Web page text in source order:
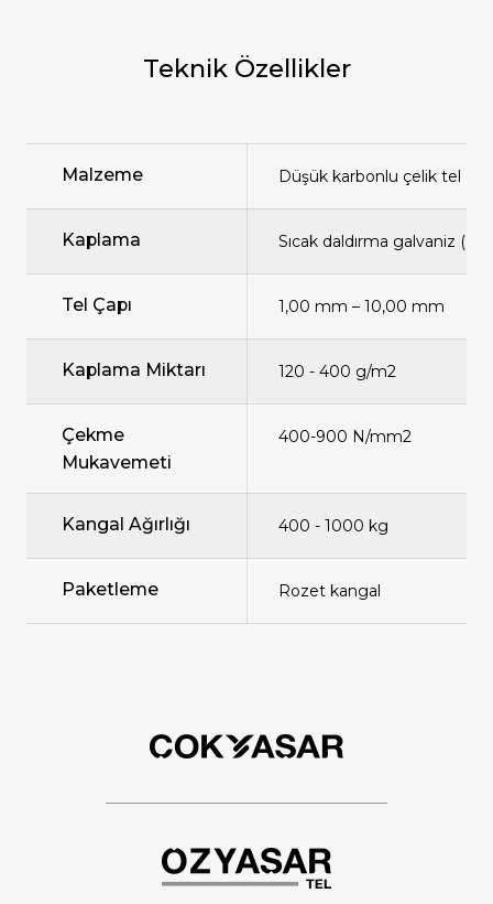
Teknik Özellikler
Malzeme Düşük karbonlu çelik tel
Kaplama Sıcak daldırma galvaniz (Zn)
Tel Çapı 1,00 mm – 10,00 mm
Kaplama Miktarı 120 - 400 g/m2
Çekme
Mukavemeti
400-900 N/mm2
Kangal Ağırlığı 400 - 1000 kg
Paketleme Rozet kangal